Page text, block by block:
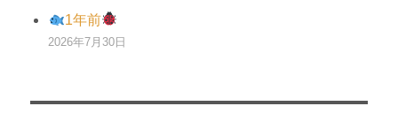
1年前
2026年7月30日